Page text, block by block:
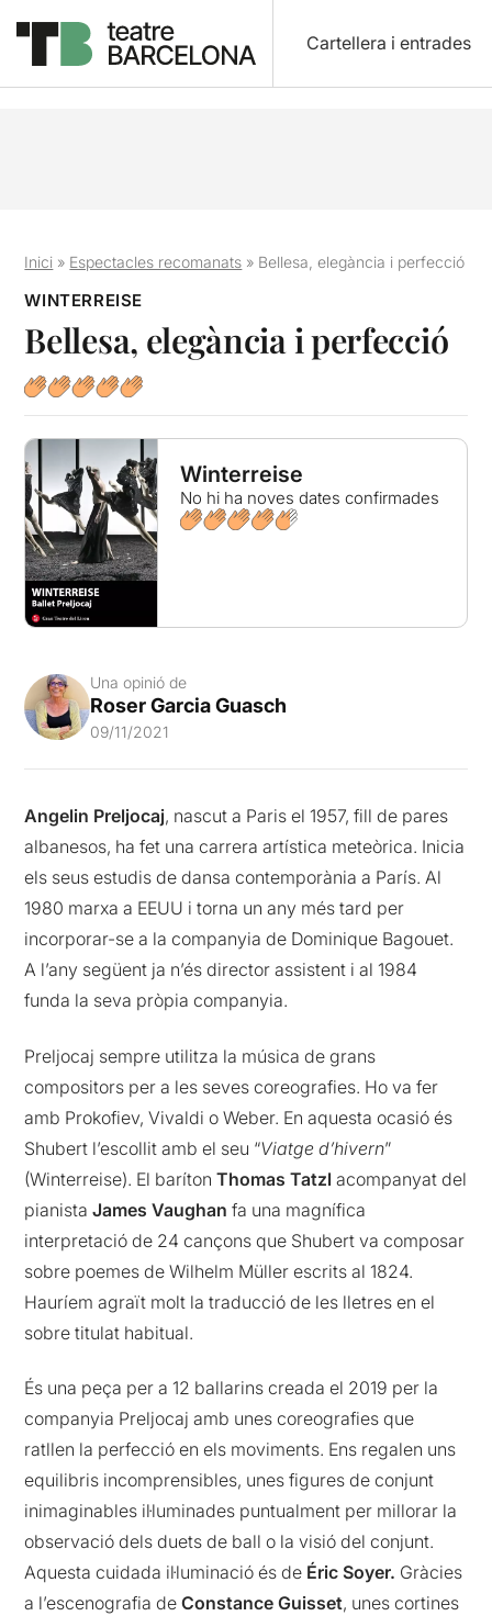
Cartellera i entrades
Inici » Espectacles recomanats » Bellesa, elegància i perfecció
WINTERREISE
Bellesa, elegància i perfecció
Winterreise
No hi ha noves dates confirmades
Una opinió de
Roser Garcia Guasch
09/11/2021
Angelin Preljocaj, nascut a Paris el 1957, fill de pares
albanesos, ha fet una carrera artística meteòrica. Inicia
els seus estudis de dansa contemporània a París. Al
1980 marxa a EEUU i torna un any més tard per
incorporar-se a la companyia de Dominique Bagouet.
A l’any següent ja n’és director assistent i al 1984
funda la seva pròpia companyia.
Preljocaj sempre utilitza la música de grans
compositors per a les seves coreografies. Ho va fer
amb Prokofiev, Vivaldi o Weber. En aquesta ocasió és
Shubert l’escollit amb el seu “Viatge d’hivern”
(Winterreise). El barítonThomas Tatzl acompanyat del
pianistaJames Vaughan fa una magnífica
interpretació de 24 cançons que Shubert va composar
sobre poemes de Wilhelm Müller escrits al 1824.
Hauríem agraït molt la traducció de les lletres en el
sobre titulat habitual.
És una peça per a 12 ballarins creada el 2019 per la
companyia Preljocaj amb unes coreografies que
ratllen la perfecció en els moviments. Ens regalen uns
equilibris incomprensibles, unes figures de conjunt
inimaginables il·luminades puntualment per millorar la
observació dels duets de ball o la visió del conjunt.
Aquesta cuidada il·luminació és de Éric Soyer. Gràcies
a l’escenografia deConstance Guisset, unes cortines